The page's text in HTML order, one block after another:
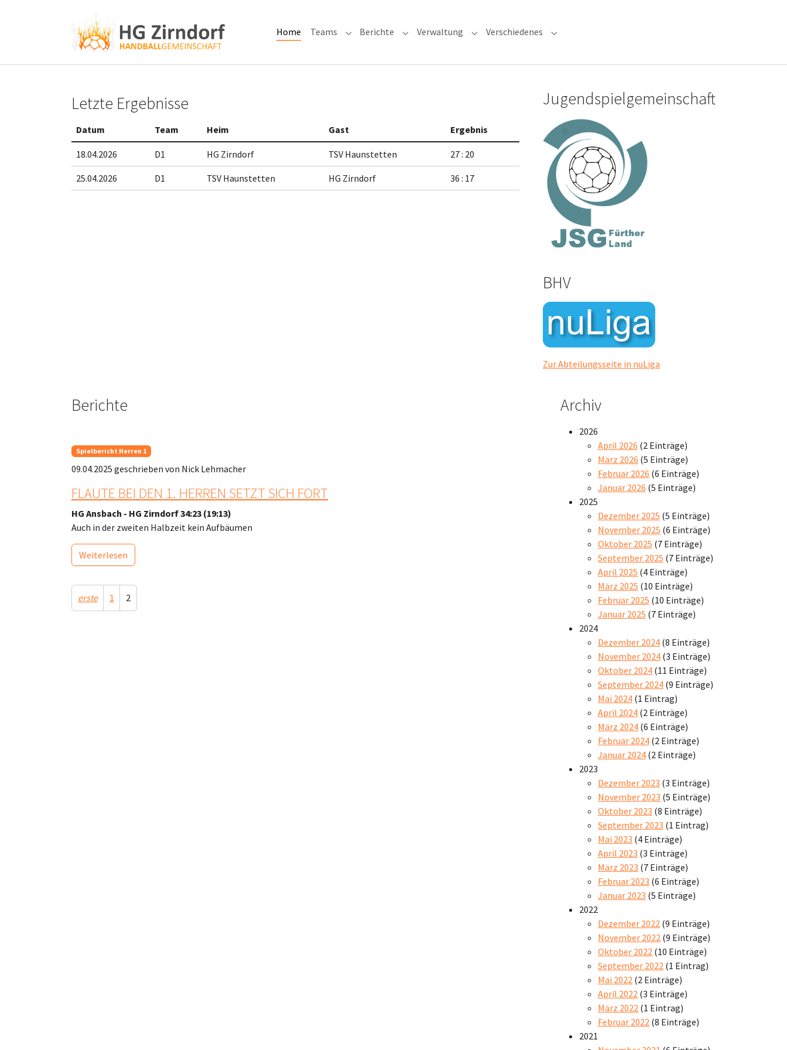
Home(current)
Teams Submenu for "Teams"
Berichte Submenu for "Berichte"
Verwaltung Submenu for "Verwaltung"
Verschiedenes Submenu for "Verschiedenes"
Letzte Ergebnisse
Datum Team Heim Gast Ergebnis
18.04.2026 D1 HG Zirndorf TSV Haunstetten 27 : 20
25.04.2026 D1 TSV Haunstetten HG Zirndorf 36 : 17
Jugendspielgemeinschaft
BHV
Zur Abteilungsseite in nuLiga
Berichte
Spielbericht Herren 1
09.04.2025 geschrieben von Nick Lehmacher
FLAUTE BEI DEN 1. HERREN SETZT SICH FORT
HG Ansbach - HG Zirndorf 34:23 (19:13)
Auch in der zweiten Halbzeit kein Aufbäumen
Weiterlesen
erste 1 2
Archiv
2026
April 2026 (2 Einträge)
März 2026 (5 Einträge)
Februar 2026 (6 Einträge)
Januar 2026 (5 Einträge)
2025
Dezember 2025 (5 Einträge)
November 2025 (6 Einträge)
Oktober 2025 (7 Einträge)
September 2025 (7 Einträge)
April 2025 (4 Einträge)
März 2025 (10 Einträge)
Februar 2025 (10 Einträge)
Januar 2025 (7 Einträge)
2024
Dezember 2024 (8 Einträge)
November 2024 (3 Einträge)
Oktober 2024 (11 Einträge)
September 2024 (9 Einträge)
Mai 2024 (1 Eintrag)
April 2024 (2 Einträge)
März 2024 (6 Einträge)
Februar 2024 (2 Einträge)
Januar 2024 (2 Einträge)
2023
Dezember 2023 (3 Einträge)
November 2023 (5 Einträge)
Oktober 2023 (8 Einträge)
September 2023 (1 Eintrag)
Mai 2023 (4 Einträge)
April 2023 (3 Einträge)
März 2023 (7 Einträge)
Februar 2023 (6 Einträge)
Januar 2023 (5 Einträge)
2022
Dezember 2022 (9 Einträge)
November 2022 (9 Einträge)
Oktober 2022 (10 Einträge)
September 2022 (1 Eintrag)
Mai 2022 (2 Einträge)
April 2022 (3 Einträge)
März 2022 (1 Eintrag)
Februar 2022 (8 Einträge)
2021